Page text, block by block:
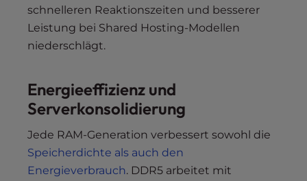
schnelleren Reaktionszeiten und besserer
Leistung bei Shared Hosting-Modellen
niederschlägt.
Energieeffizienz und
Serverkonsolidierung
Jede RAM-Generation verbessert sowohl die
Speicherdichte als auch den
Energieverbrauch. DDR5 arbeitet mit